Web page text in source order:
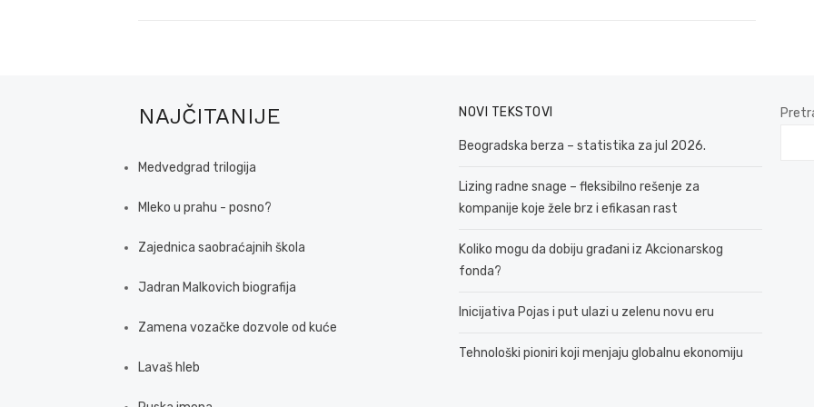
NAJČITANIJE
Medvedgrad trilogija
Mleko u prahu - posno?
Zajednica saobraćajnih škola
Jadran Malkovich biografija
Zamena vozačke dozvole od kuće
Lavaš hleb
NOVI TEKSTOVI
Beogradska berza – statistika za jul 2026.
Lizing radne snage – fleksibilno rešenje za
kompanije koje žele brz i efikasan rast
Koliko mogu da dobiju građani iz Akcionarskog
fonda?
Inicijativa Pojas i put ulazi u zelenu novu eru
Tehnološki pioniri koji menjaju globalnu ekonomiju